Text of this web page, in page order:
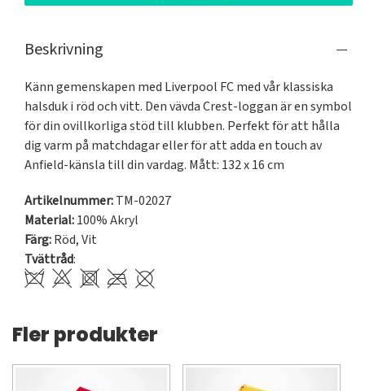
Beskrivning
Känn gemenskapen med Liverpool FC med vår klassiska
halsduk i röd och vitt. Den vävda Crest-loggan är en symbol
för din ovillkorliga stöd till klubben. Perfekt för att hålla
dig varm på matchdagar eller för att adda en touch av
Anfield-känsla till din vardag. Mått: 132 x 16 cm
Artikelnummer:TM-02027
Material:100% Akryl
Färg:Röd,Vit
Tvättråd:
Fler produkter